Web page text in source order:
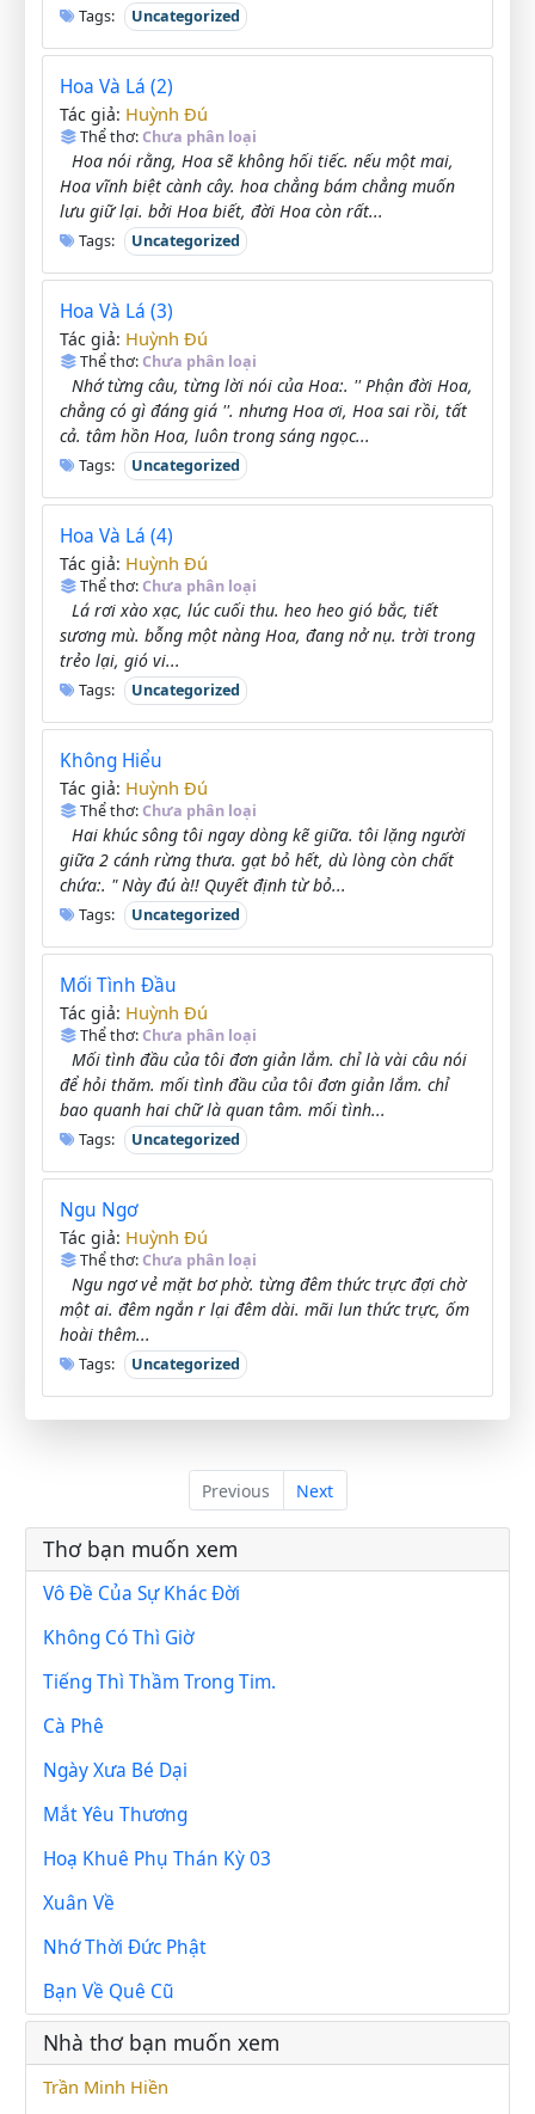
Tags: Uncategorized
Hoa Và Lá (2)
Tác giả: Huỳnh Đú
Thể thơ:Chưa phân loại
Hoa nói rằng, Hoa sẽ không hối tiếc. nếu một mai,
Hoa vĩnh biệt cành cây. hoa chẳng bám chẳng muốn
lưu giữ lại. bởi Hoa biết, đời Hoa còn rất...
Tags: Uncategorized
Hoa Và Lá (3)
Tác giả: Huỳnh Đú
Thể thơ:Chưa phân loại
Nhớ từng câu, từng lời nói của Hoa:. '' Phận đời Hoa,
chẳng có gì đáng giá ''. nhưng Hoa ơi, Hoa sai rồi, tất
cả. tâm hồn Hoa, luôn trong sáng ngọc...
Tags: Uncategorized
Hoa Và Lá (4)
Tác giả: Huỳnh Đú
Thể thơ:Chưa phân loại
Lá rơi xào xạc, lúc cuối thu. heo heo gió bắc, tiết
sương mù. bỗng một nàng Hoa, đang nở nụ. trời trong
trẻo lại, gió vi...
Tags: Uncategorized
Không Hiểu
Tác giả: Huỳnh Đú
Thể thơ:Chưa phân loại
Hai khúc sông tôi ngay dòng kẽ giữa. tôi lặng người
giữa 2 cánh rừng thưa. gạt bỏ hết, dù lòng còn chất
chứa:. " Này đú à!! Quyết định từ bỏ...
Tags: Uncategorized
Mối Tình Đầu
Tác giả: Huỳnh Đú
Thể thơ:Chưa phân loại
Mối tình đầu của tôi đơn giản lắm. chỉ là vài câu nói
để hỏi thăm. mối tình đầu của tôi đơn giản lắm. chỉ
bao quanh hai chữ là quan tâm. mối tình...
Tags: Uncategorized
Ngu Ngơ
Tác giả: Huỳnh Đú
Thể thơ:Chưa phân loại
Ngu ngơ vẻ mặt bơ phờ. từng đêm thức trực đợi chờ
một ai. đêm ngắn r lại đêm dài. mãi lun thức trực, ốm
hoài thêm...
Tags: Uncategorized
Previous Next
Thơ bạn muốn xem
Vô Đề Của Sự Khác Đời
Không Có Thì Giờ
Tiếng Thì Thầm Trong Tim.
Cà Phê
Ngày Xưa Bé Dại
Mắt Yêu Thương
Hoạ Khuê Phụ Thán Kỳ 03
Xuân Về
Nhớ Thời Đức Phật
Bạn Về Quê Cũ
Nhà thơ bạn muốn xem
Trần Minh Hiền